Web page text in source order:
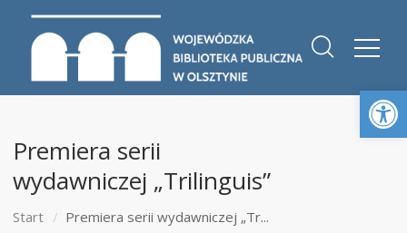
Premiera serii
wydawniczej „Trilinguis”
Start Premiera serii wydawniczej „Tr...